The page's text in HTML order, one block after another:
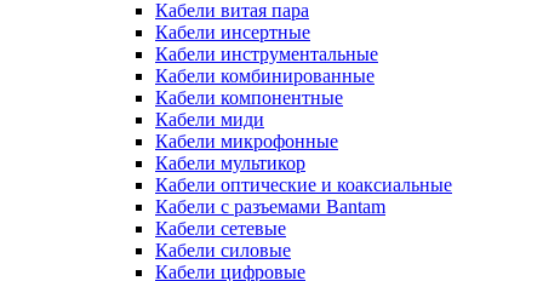
Кабели витая пара
Кабели инсертные
Кабели инструментальные
Кабели комбинированные
Кабели компонентные
Кабели миди
Кабели микрофонные
Кабели мультикор
Кабели оптические и коаксиальные
Кабели с разъемами Bantam
Кабели сетевые
Кабели силовые
Кабели цифровые